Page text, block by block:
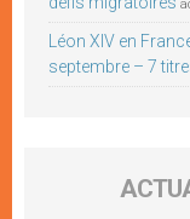
Léon XIV en
septembre – 7